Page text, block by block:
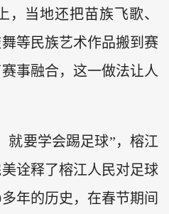
，当地还把苗族飞歌、
等民族艺术作品搬到赛
事融合，这一做法让人
就要学会踢足球”，榕江
诠释了榕江人民对足球
年的历史，在春节期间